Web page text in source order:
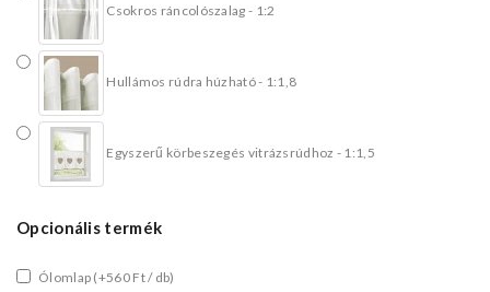
Csokros ráncolószalag - 1:2
Hullámos rúdra húzható - 1:1,8
Egyszerű körbeszegés vitrázsrúdhoz - 1:1,5
Opcionális termék
Ólomlap (+560 Ft / db)